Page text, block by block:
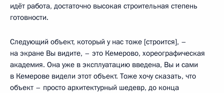
идёт работа, достаточно высокая строительная степень
готовности.
Следующий объект, который у нас тоже [строится], –
на экране Вы видите, – это Кемерово, хореографическая
академия. Она уже в эксплуатацию введена, Вы и сами
в Кемерове видели этот объект. Тоже хочу сказать, что
объект – просто архитектурный шедевр, до конца